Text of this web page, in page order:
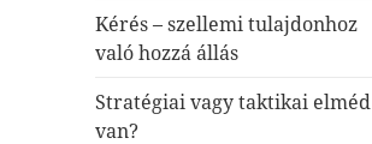
Kérés – szellemi tulajdonhoz
való hozzá állás
Stratégiai vagy taktikai elméd
van?